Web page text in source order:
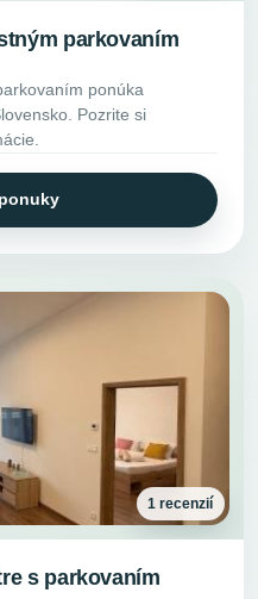
parkovaním
ponúka
Pozrite si
1 recenzií
s parkovaním